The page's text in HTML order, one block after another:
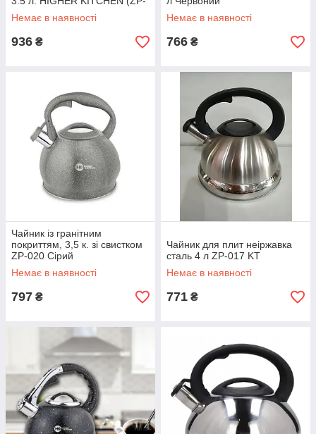
039), Чорний
Немає в наявності
936 ₴
Немає в наявності
766 ₴
Чайник із гранітним
покриттям, 3,5 к. зі свистком
ZP-020 Сірий
Немає в наявності
797 ₴
Чайник для плит неіржавка
сталь 4 л ZP-017 KT
Немає в наявності
771 ₴